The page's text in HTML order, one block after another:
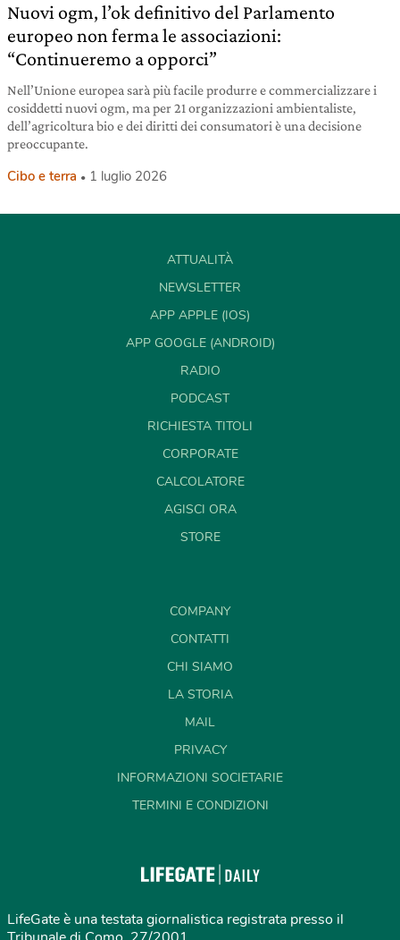
Nuovi ogm, l’ok definitivo del Parlamento
europeo non ferma le associazioni:
“Continueremo a opporci”
Nell’Unione europea sarà più facile produrre e commercializzare i
cosiddetti nuovi ogm, ma per 21 organizzazioni ambientaliste,
dell’agricoltura bio e dei diritti dei consumatori è una decisione
preoccupante.
Cibo e terra 1 luglio 2026
ATTUALITÀ
NEWSLETTER
APP APPLE (IOS)
APP GOOGLE (ANDROID)
RADIO
PODCAST
RICHIESTA TITOLI
CORPORATE
CALCOLATORE
AGISCI ORA
STORE
COMPANY
CONTATTI
CHI SIAMO
LA STORIA
MAIL
PRIVACY
INFORMAZIONI SOCIETARIE
TERMINI E CONDIZIONI
LifeGate è una testata giornalistica registrata presso il